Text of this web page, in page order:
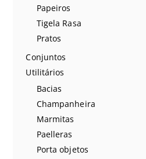
Papeiros
Tigela Rasa
Pratos
Conjuntos
Utilitários
Bacias
Champanheira
Marmitas
Paelleras
Porta objetos